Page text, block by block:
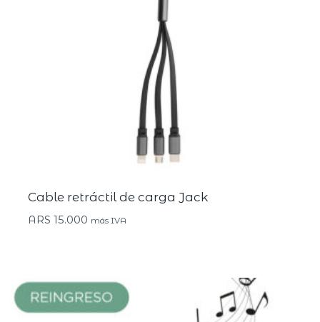
Cable retráctil de carga Jack
ARS 15.000 más IVA